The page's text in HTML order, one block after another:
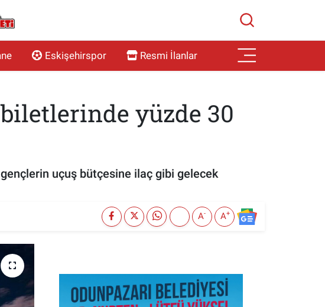
Eskişehirspor Resmi İlanlar
yüzde 30
uçuş bütçesine ilaç gibi gelecek
A- A+